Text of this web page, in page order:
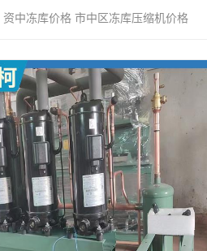
资中冻库价格 市中区冻库压缩机价格